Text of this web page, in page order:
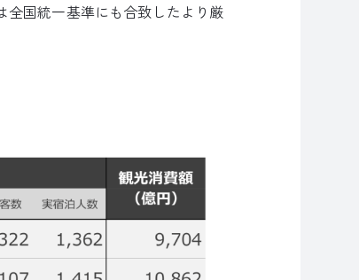
全国統一基準にも合致したより厳